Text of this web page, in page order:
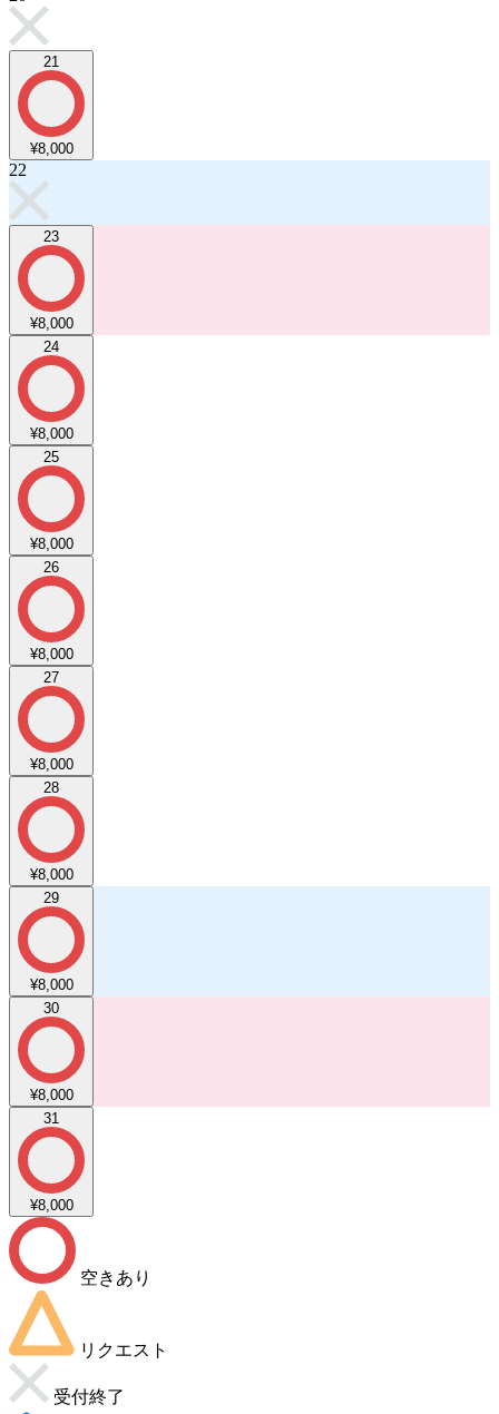
21
¥8,000
22
23
¥8,000
24
¥8,000
25
¥8,000
26
¥8,000
27
¥8,000
28
¥8,000
29
¥8,000
30
¥8,000
31
¥8,000
空きあり
リクエスト
受付終了